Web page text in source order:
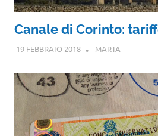
Canale di Corinto:
19 FEBBRAIO 2018 MARTA